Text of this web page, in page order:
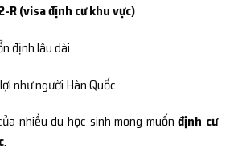
R (visa định cư khu vực)
định lâu dài
như người Hàn Quốc
nhiều du học sinh mong muốnđịnh cư
.